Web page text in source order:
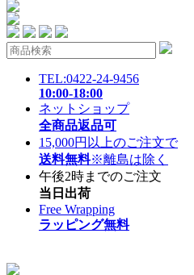
TEL:0422-24-9456
10:00-18:00
ネットショップ
全商品返品可
15,000円以上のご注文で
送料無料※離島は除く
午後2時までのご注文
当日出荷
Free Wrapping
ラッピング無料